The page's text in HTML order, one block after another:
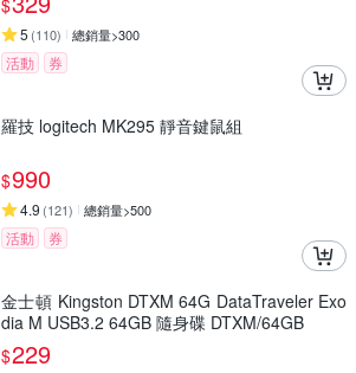
$
5 (110) 總銷量>300
活動 券
羅技 logitech MK295 靜音鍵鼠組
$990
4.9 (121) 總銷量>500
活動 券
金士頓 Kingston DTXM 64G DataTraveler Exo
dia M USB3.2 64GB 隨身碟 DTXM/64GB
$229